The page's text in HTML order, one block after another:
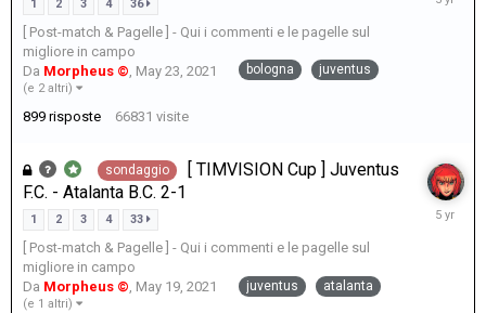
1 2 3 4 36
[ Post-match & Pagelle ] - Qui i commenti e le pagelle sul
migliore in campo
Da Morpheus © May 23, 2021 bologna juventus
(e 2 altri)
899 risposte 66831 visite
sondaggio
[ TIMVISION Cup ] Juventus
F.C. - Atalanta B.C. 2-1
1 2 3 4 33
[ Post-match & Pagelle ] - Qui i commenti e le pagelle sul
migliore in campo
Da Morpheus ©, May 19, 2021 juventus atalanta
(e 1 altri)
May